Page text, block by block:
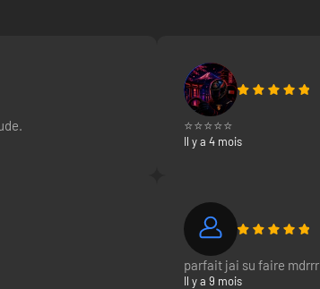
⭐️⭐️⭐️⭐️⭐️
Il y a 4 mois
parfait jai su faire mdrrr
Il y a 9 mois